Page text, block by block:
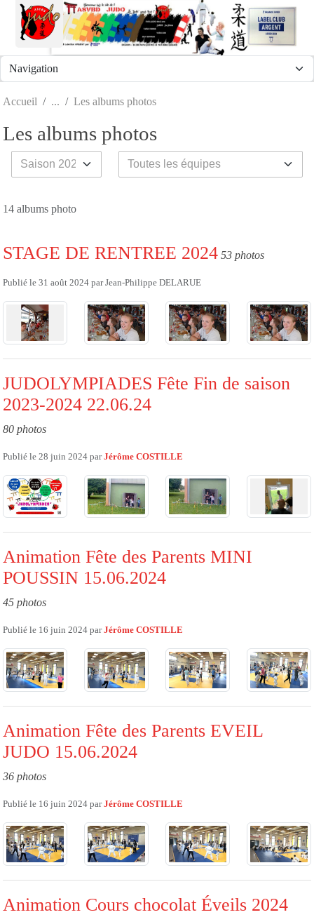
Accueil Les albums photos
Les albums photos
14 albums photo
STAGE DE RENTREE 2024 53 photos
Publié le 31 août 2024 parJean-Philippe DELARUE
JUDOLYMPIADES Fête Fin de saison
2023-2024 22.06.24
80 photos
Publié le 28 juin 2024 parJérôme COSTILLE
Animation Fête des Parents MINI
POUSSIN 15.06.2024
45 photos
Publié le 16 juin 2024 parJérôme COSTILLE
Animation Fête des Parents EVEIL
JUDO 15.06.2024
36 photos
Publié le 16 juin 2024 parJérôme COSTILLE
Animation Cours chocolat Éveils 2024
Panneau de gestion des cookies